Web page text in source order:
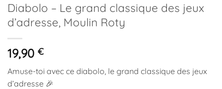
Diabolo – Le grand classique des jeux
d’adresse, Moulin Roty
19,90 €
Amuse-toi avec ce diabolo, le grand classique des jeux
d’adresse 🎉